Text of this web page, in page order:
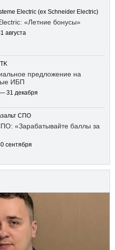
Electric (ex Schneider Electric)
«Летние бонусы»
августа
предложение на
ИБП
31 декабря
СПО
«Зарабатывайте баллы за
сентября